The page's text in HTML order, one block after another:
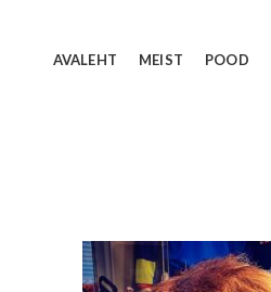
AVALEHT MEIST POOD